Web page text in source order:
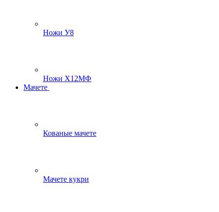
Ножи У8
Ножи Х12МФ
Мачете
Кованые мачете
Мачете кукри